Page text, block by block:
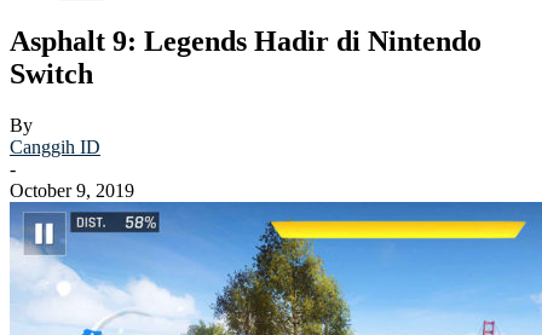
Asphalt 9: Legends Hadir di Nintendo
Switch
By
Canggih ID
-
October 9, 2019